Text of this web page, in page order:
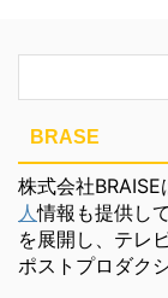
BRASE
株式会社BRAISE
人情報も提供し
を展開し、テレ
ポストプロダク